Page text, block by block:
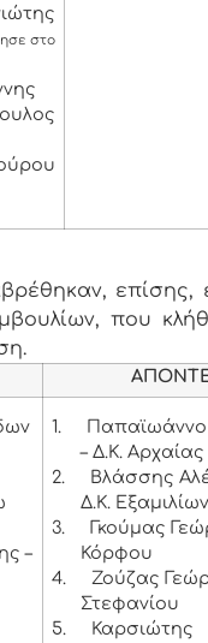
στο
επίσης,
που
–
1.
– Δ.Κ.
2.
Βλάσσης
Δ.Κ. Εξαμιλίων
3.
Γκούμας
Κόρφου
4.
Ζούζας
Στεφανίου
5.
Καρσιώτης